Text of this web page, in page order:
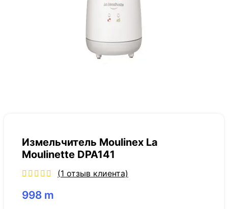
Измельчитель Moulinex La
Moulinette DPA141
(1 отзыв клиента)
998 m